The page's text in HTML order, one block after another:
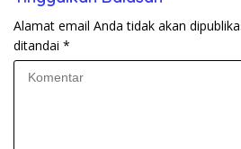
Alamat email Anda tidak akan
ditandai *